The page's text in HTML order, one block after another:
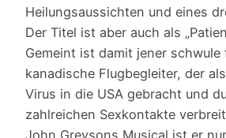
Heilungsaussichten und eines
Der Titel ist aber auch als
Gemeint ist damit jener
kanadische Flugbegleiter, der
Virus in die USA gebracht und
zahlreichen Sexkontakte
John Greysons Musical ist er